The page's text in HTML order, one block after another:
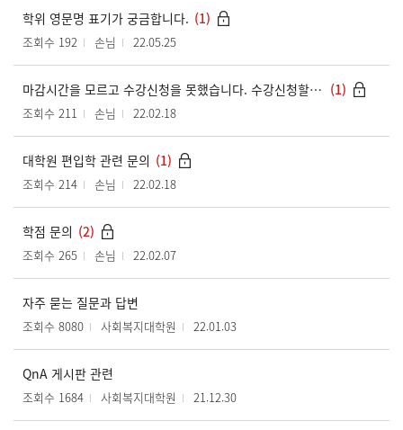
학위 영문명 표기가 궁금합니다. (1)
조회수 192 손님 22.05.25
마감시간을 모르고 수강신청을 못했습니다. 수강신청할수있는 방법이 있을까요? (1)
조회수 211 손님 22.02.18
대학원 편입학 관련 문의 (1)
조회수 214 손님 22.02.18
학점 문의 (2)
조회수 265 손님 22.02.07
자주 묻는 질문과 답변
조회수 8080 사회복지대학원 22.01.03
QnA 게시판 관련
조회수 1684 사회복지대학원 21.12.30